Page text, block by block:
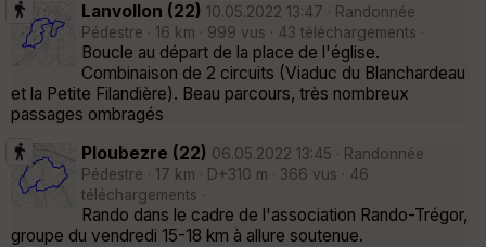
Lanvollon (22) 10.05.2022 13:47 · Randonnée
Pédestre · 16 km · 999 vus · 43 téléchargements ·
Boucle au départ de la place de l'église.
Combinaison de 2 circuits (Viaduc du Blanchardeau
et la Petite Filandière). Beau parcours, très nombreux
passages ombragés
Ploubezre (22) 06.05.2022 13:45 · Randonnée
Pédestre · 17 km · D+310 m · 366 vus · 46
téléchargements ·
Rando dans le cadre de l'association Rando-Trégor,
groupe du vendredi 15-18 km à allure soutenue.